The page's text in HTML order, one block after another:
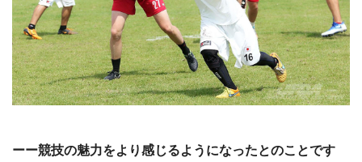
ーー競技の魅力をより感じるようになったとのことです